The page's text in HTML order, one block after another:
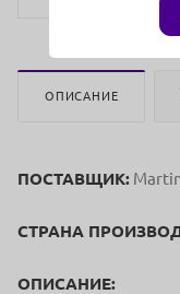
ОПИСАНИЕ
ПОСТАВЩИК:
СТРАНА
ОПИСАНИЕ: